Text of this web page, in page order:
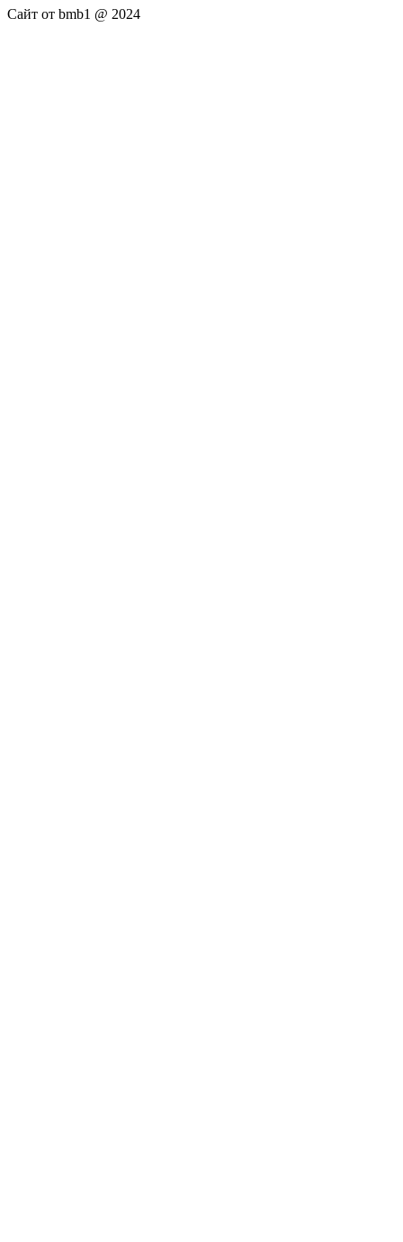
Сайт от bmb1 @ 2024